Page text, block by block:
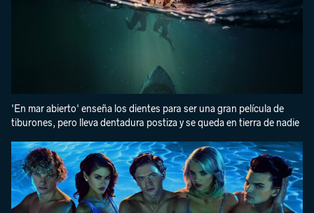
'En mar abierto' enseña los dientes para ser una gran película de
tiburones, pero lleva dentadura postiza y se queda en tierra de nadie